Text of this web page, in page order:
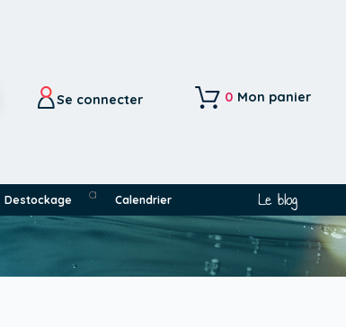
Se connecter 0 Mon panier
Destockage a Calendrier Le blog